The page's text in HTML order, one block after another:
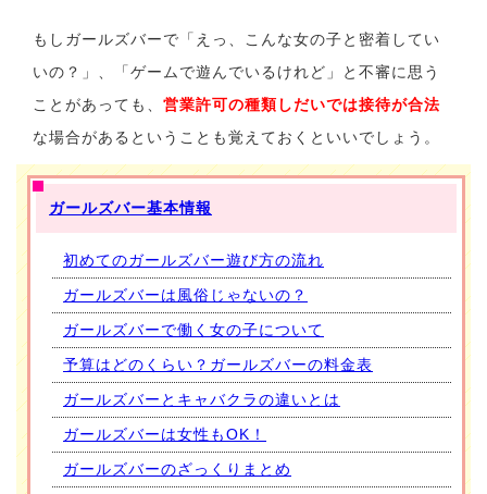
もしガールズバーで「えっ、こんな女の子と密着してい
いの？」、「ゲームで遊んでいるけれど」と不審に思う
ことがあっても、 営業許可の種類しだいでは接待が合法
な場合があるということも覚えておくといいでしょう。
ガールズバー基本情報
初めてのガールズバー遊び方の流れ
ガールズバーは風俗じゃないの？
ガールズバーで働く女の子について
予算はどのくらい？ガールズバーの料金表
ガールズバーとキャバクラの違いとは
ガールズバーは女性もOK！
ガールズバーのざっくりまとめ